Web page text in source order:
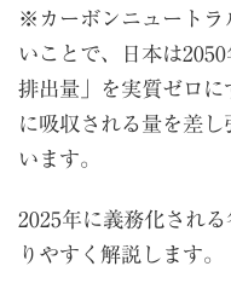
※カーボンニュートラ
いことで、日本は
排出量」を実質ゼロ
に吸収される量を差
います。
2025年に義務化され
りやすく解説します。